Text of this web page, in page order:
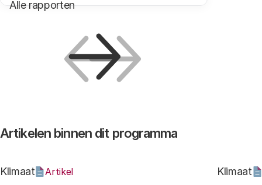
Alle rapporten
Artikelen binnen dit programma
Klimaat Artikel Klimaat